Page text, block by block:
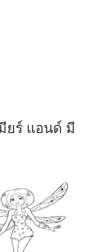
ยร์ แอนด์ มี